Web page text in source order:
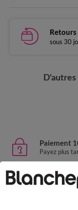
sous 30
D'autres
Paiement
Payez plus
Livraison
domicile,